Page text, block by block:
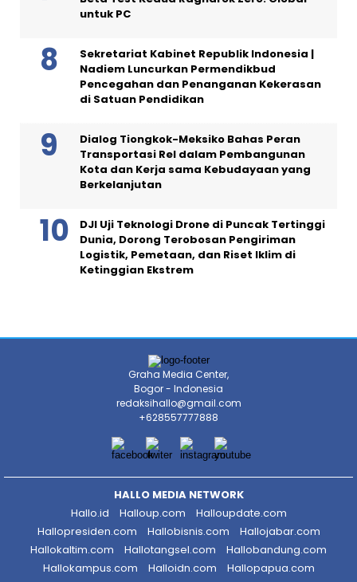
untuk PC
Sekretariat Kabinet Republik Indonesia |
Nadiem Luncurkan Permendikbud
Pencegahan dan Penanganan Kekerasan
di Satuan Pendidikan
Dialog Tiongkok-Meksiko Bahas Peran
Transportasi Rel dalam Pembangunan
Kota dan Kerja sama Kebudayaan yang
Berkelanjutan
DJI Uji Teknologi Drone di Puncak Tertinggi
Dunia, Dorong Terobosan Pengiriman
Logistik, Pemetaan, dan Riset Iklim di
Ketinggian Ekstrem
Graha Media Center,
Bogor - Indonesia
redaksihallo@gmail.com
+628557777888
HALLO MEDIA NETWORK
Hallo.id
Halloup.com
Halloupdate.com
Hallopresiden.com
Hallobisnis.com
Hallojabar.com
Hallokaltim.com
Hallotangsel.com
Hallobandung.com
Hallokampus.com
Halloidn.com Hallopapua.com